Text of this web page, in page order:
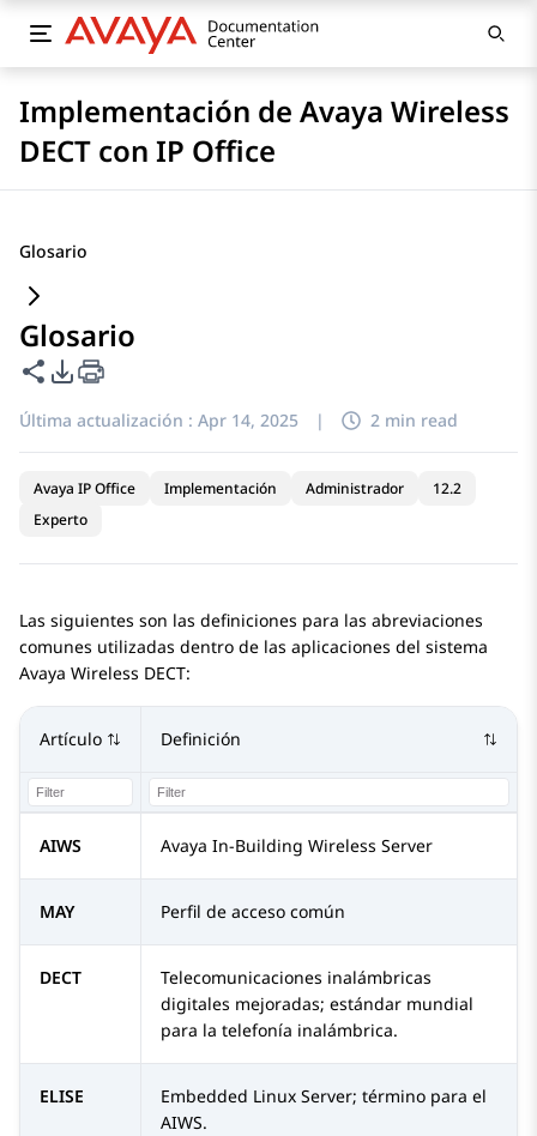
Implementación de Avaya Wireless
DECT con IP Office
Glosario
Glosario
Compartir esta página
Opciones de exportación de PDF
Última actualización : Apr 14, 2025 | 2 min read
Avaya IP Office Implementación Administrador
12.2
Experto
Las siguientes son las definiciones para las abreviaciones
comunes utilizadas dentro de las aplicaciones del sistema
Avaya Wireless DECT:
Artículo Definición
AIWS Avaya In-Building Wireless Server
MAY Perfil de acceso común
DECT
Telecomunicaciones inalámbricas
digitales mejoradas; estándar mundial
para la telefonía inalámbrica.
ELISE
Embedded Linux Server; término para el
AIWS.